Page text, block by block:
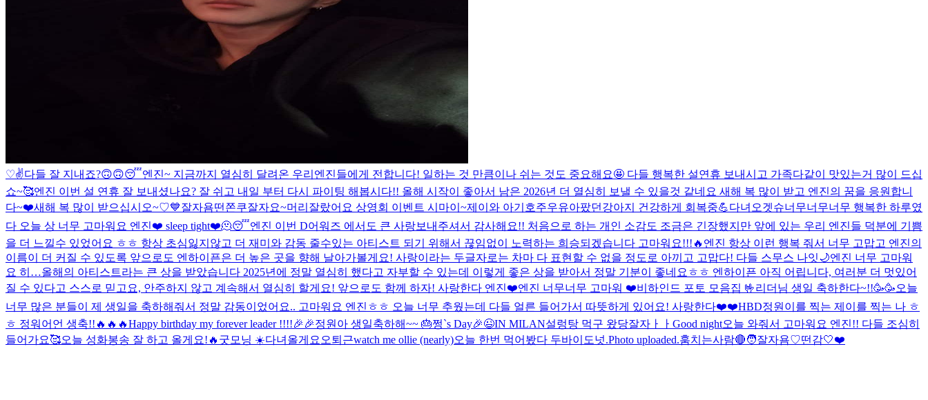
♡✌️다들 잘 지내죠?🙃🙃😴엔진~ 지금까지 열심히 달려온 우리엔진들에게 전합니다! 일하는 것 만큼이나 쉬는 것도 중요해요🤩 다들 행복한 설연휴 보내시고 가족다같이 맛있는거 많이 드십
쇼~🥰엔진 이번 설 연휴 잘 보내셨나요? 잘 쉬고 내일 부터 다시 파이팅 해봅시다!! 올해 시작이 좋아서 남은 2026년 더 열심히 보낼 수 있을것 같네요 새해 복 많이 받고 엔진의 꿈을 응원합니
다~❤️새해 복 많이 받으십시오~♡💙잘자욤떤쫀쿠잘자요~머리잘랐어요 상영회 이벤트 시마이~제이와 아기호주우유아팠던강아지 건강하게 회복중💪다녀오겟슈너무너무너무 행복한 하루였
다 오늘 상 너무 고마워요 엔진❤️ sleep tight❤️🫠😴엔진 이번 D어워즈 에서도 큰 사랑보내주셔서 감사해요!! 처음으로 하는 개인 소감도 조금은 긴장했지만 앞에 있는 우리 엔진들 덕분에 기쁨
을 더 느낄수 있었어요 ㅎㅎ 항상 초심잃지않고 더 재미와 감동 줄수있는 아티스트 되기 위해서 끊임없이 노력하는 희승되겠습니다 고마워요!!!🔥 엔진 항상 이런 행복 줘서 너무 고맙고 엔진의
이름이 더 커질 수 있도록 앞으로도 엔하이픈은 더 높은 곳을 향해 날아가볼게요! 사랑이라는 두글자로는 차마 다 표현할 수 없을 정도로 아끼고 고맙다! 다들 스무스 나잇🌙엔진 너무 고마워
요 히…올해의 아티스트라는 큰 상을 받았습니다 2025년에 정말 열심히 했다고 자부할 수 있는데 이렇게 좋은 상을 받아서 정말 기분이 좋네요ㅎㅎ 엔하이픈 아직 어립니다, 여러분 더 멋있어
질 수 있다고 스스로 믿고요, 안주하지 않고 계속해서 열심히 할게요! 앞으로도 함께 하자! 사랑한다 엔진❤️엔진 너무너무 고마워 ❤️비하인드 포토 모음집 🤟리더님 생일 축하한다~!!🥳🥳오늘
너무 많은 분들이 제 생일을 축하해줘서 정말 감동이었어요.. 고마워요 엔진ㅎㅎ 오늘 너무 추웠는데 다들 얼른 들어가서 따뜻하게 있어요! 사랑한다❤️❤️HBD정원이를 찍는 제이를 찍는 나 ㅎ
ㅎ 정워어언 생축!!🔥🔥🔥Happy birthday my forever leader !!!!🎉🎉정원아 생일축하해~~ 🎂쩡`s Day🎉😉IN MILAN설렁탕 먹구 왔당잘자ㅏㅏ Good night오늘 와줘서 고마워요 엔진!! 다들 조심히
들어가요🥰오늘 성화봉송 잘 하고 올게요!🔥 굿모닝 ☀️다녀올게요오퇴근watch me ollie (nearly)오늘 한번 먹어봤다 두바이도넛.Photo uploaded.훔치는사람🔴🧑잘자욤♡떤감🤍❤️